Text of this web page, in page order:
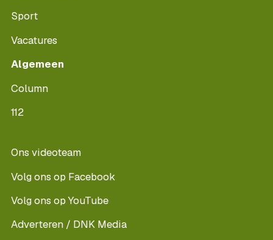
Sport
Vacatures
Algemeen
Column
112
Ons videoteam
Volg ons op Facebook
Volg ons op YouTube
Adverteren / DNK Media